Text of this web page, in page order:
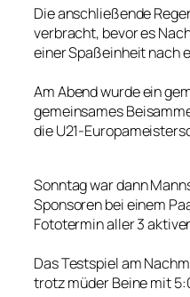
Die anschließende
verbracht, bevor es
einer Spaßeinheit nach
Am Abend wurde ein
gemeinsames
die U21-
Sonntag war dann
Sponsoren bei einem
Fototermin aller 3
Das Testspiel am
trotz müder Beine mit